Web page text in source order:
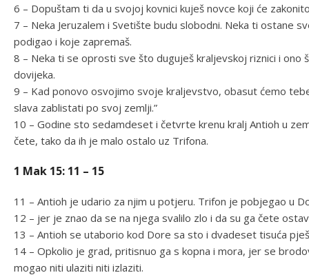
6 – Dopuštam ti da u svojoj kovnici kuješ novce koji će
7 – Neka Jeruzalem i Svetište budu slobodni. Neka ti ostane
podigao i koje zapremaš.
8 – Neka ti se oprosti sve što duguješ kraljevskoj riznici i ono
dovijeka.
9 – Kad ponovo osvojimo svoje kraljevstvo, obasut ćemo
slava zablistati po svoj zemlji.”
10 – Godine sto sedamdeset i četvrte krenu kralj Antioh u
čete, tako da ih je malo ostalo uz Trifona.
1 Mak 15: 11 – 15
11 – Antioh je udario za njim u potjeru. Trifon je pobjegao u
12 – jer je znao da se na njega svalilo zlo i da su ga čete
13 – Antioh se utaborio kod Dore sa sto i dvadeset tisuća
14 – Opkolio je grad, pritisnuo ga s kopna i mora, jer se
mogao niti ulaziti niti izlaziti.